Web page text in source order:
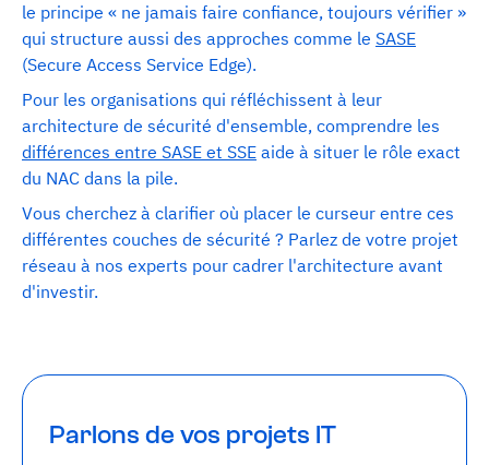
le principe « ne jamais faire confiance, toujours vérifier »
qui structure aussi des approches comme le SASE
(Secure Access Service Edge).
Pour les organisations qui réfléchissent à leur
architecture de sécurité d'ensemble, comprendre les
différences entre SASE et SSE aide à situer le rôle exact
du NAC dans la pile.
Vous cherchez à clarifier où placer le curseur entre ces
différentes couches de sécurité ? Parlez de votre projet
réseau à nos experts pour cadrer l'architecture avant
d'investir.
Parlons de vos projets IT